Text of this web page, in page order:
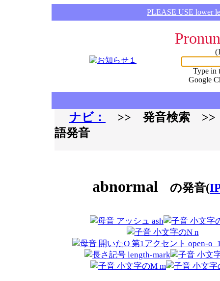
PLEASE USE lower
Type in
Google
ナビ：
>> 発音検索
語発音
abnormal の発音(